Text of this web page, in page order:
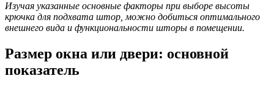
Изучая указанные основные факторы при выборе высоты
крючка для подхвата штор, можно добиться оптимального
внешнего вида и функциональности шторы в помещении.
Размер окна или двери: основной
показатель